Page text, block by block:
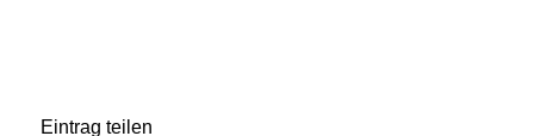
Eintrag teilen